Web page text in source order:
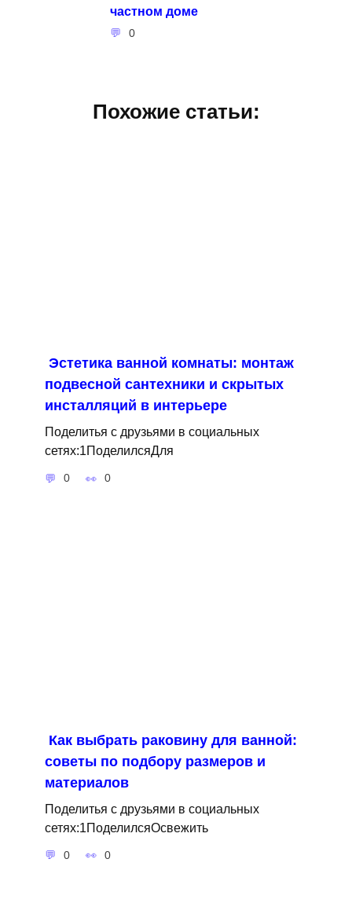
частном доме
0
Похожие статьи:
Эстетика ванной комнаты: монтаж
подвесной сантехники и скрытых
инсталляций в интерьере
Поделитья с друзьями в социальных
сетях:1ПоделилсяДля
0 0
Как выбрать раковину для ванной:
советы по подбору размеров и
материалов
Поделитья с друзьями в социальных
сетях:1ПоделилсяОсвежить
0 0